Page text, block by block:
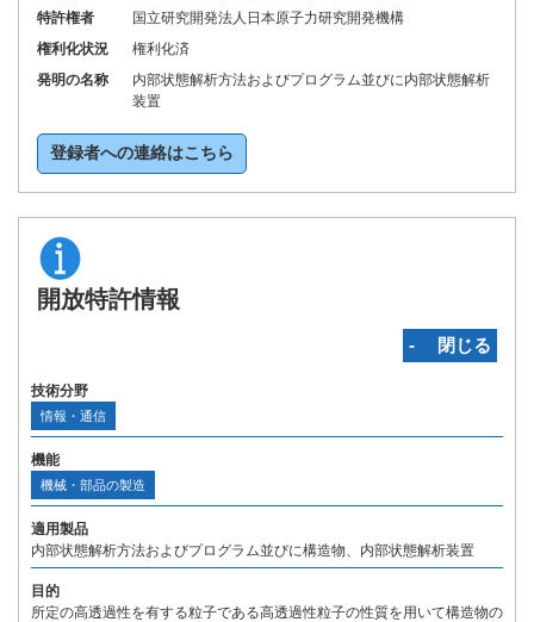
特許権者
国立研究開発法人日本原子力研究開発機構
権利化状況
権利化済
発明の名称
内部状態解析方法およびプログラム並びに内部状態解析
装置
登録者への連絡はこちら
開放特許情報
‐ 閉じる
技術分野
情報・通信
機能
機械・部品の製造
適用製品
内部状態解析方法およびプログラム並びに構造物、内部状態解析装置
目的
所定の高透過性を有する粒子である高透過性粒子の性質を用いて構造物の